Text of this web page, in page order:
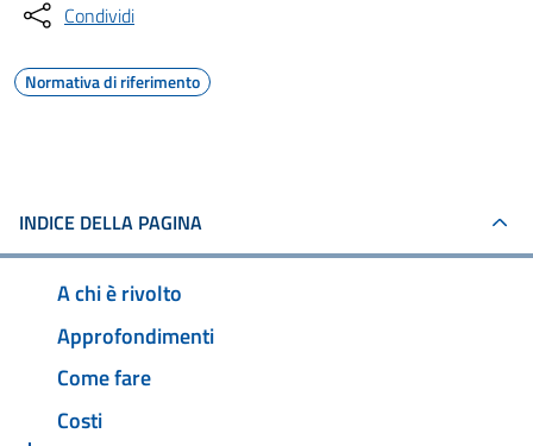
Condividi
Normativa di riferimento
INDICE DELLA PAGINA
A chi è rivolto
Approfondimenti
Come fare
Costi